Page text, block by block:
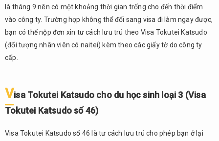
Visa
Tokutei
Katsudo
5.2.
Visa
Gino
là tháng 9 nên có một khoảng thời gian trống cho đến thời điểm
vào công ty. Trường hợp không thể đổi sang visa đi làm ngay được,
bạn có thể nộp đơn xin tư cách lưu trú theo Visa Tokutei Katsudo
(đối tượng nhân viên có naitei) kèm theo các giấy tờ do công ty
cấp.
Visa Tokutei Katsudo cho du học sinh loại 3 (Visa
Tokutei Katsudo số 46)
Visa Tokutei Katsudo số 46 là tư cách lưu trú cho phép bạn ở lại